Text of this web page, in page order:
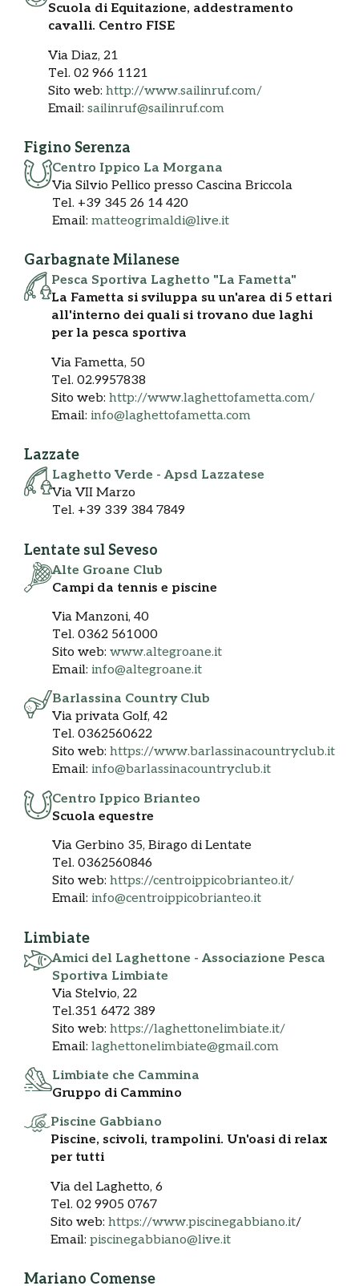
Scuola di Equitazione, addestramento
cavalli. Centro FISE
Via Diaz, 21
Tel. 02 966 1121
Sito web: http://www.sailinruf.com/
Email: sailinruf@sailinruf.com
Figino Serenza
Centro Ippico La Morgana
Via Silvio Pellico presso Cascina Briccola
Tel. +39 345 26 14 420
Email: matteogrimaldi@live.it
Garbagnate Milanese
Pesca Sportiva Laghetto "La Fametta"
La Fametta si sviluppa su un'area di 5 ettari
all'interno dei quali si trovano due laghi
per la pesca sportiva
Via Fametta, 50
Tel. 02.9957838
Sito web: http://www.laghettofametta.com/
Email: info@laghettofametta.com
Lazzate
Laghetto Verde - Apsd Lazzatese
Via VII Marzo
Tel. +39 339 384 7849
Lentate sul Seveso
Alte Groane Club
Campi da tennis e piscine
Via Manzoni, 40
Tel. 0362 561000
Sito web: www.altegroane.it
Email: info@altegroane.it
Barlassina Country Club
Via privata Golf, 42
Tel. 0362560622
Sito web: https://www.barlassinacountryclub.it
Email: info@barlassinacountryclub.it
Centro Ippico Brianteo
Scuola equestre
Via Gerbino 35, Birago di Lentate
Tel. 0362560846
Sito web: https://centroippicobrianteo.it/
Email: info@centroippicobrianteo.it
Limbiate
Amici del Laghettone - Associazione Pesca
Sportiva Limbiate
Via Stelvio, 22
Tel.351 6472 389
Sito web: https://laghettonelimbiate.it/
Email: laghettonelimbiate@gmail.com
Limbiate che Cammina
Gruppo di Cammino
Piscine Gabbiano
Piscine, scivoli, trampolini. Un'oasi di relax
per tutti
Via del Laghetto, 6
Tel. 02 9905 0767
Sito web:https://www.piscinegabbiano.it/
Email:piscinegabbiano@live.it
Mariano Comense